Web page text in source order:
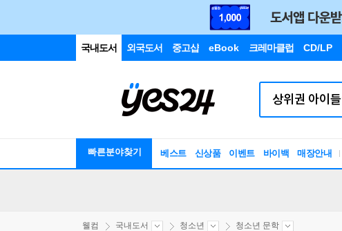
국내도서 외국도서 중고샵 eBook 크레마클럽 CD/LP
빠른분야찾기 베스트 신상품 이벤트 바이백 매장안내
웰컴 국내도서 청소년 청소년 문학